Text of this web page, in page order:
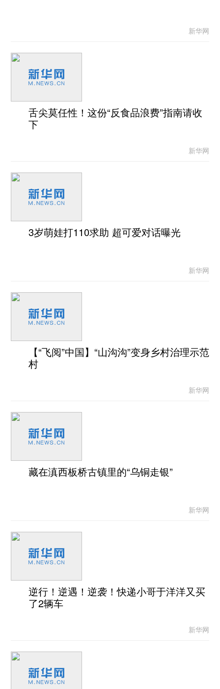
新华网
舌尖莫任性！这份“反食品浪费”指南请收
下
新华网
3岁萌娃打110求助 超可爱对话曝光
新华网
【“飞阅”中国】“山沟沟”变身乡村治理示范
村
新华网
藏在滇西板桥古镇里的“乌铜走银”
新华网
逆行！逆遇！逆袭！快递小哥于洋洋又买
了2辆车
新华网